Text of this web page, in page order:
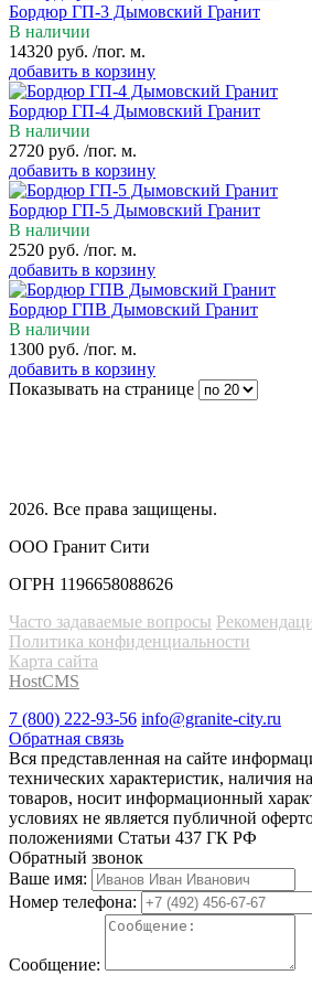
Бордюр ГП-3 Дымовский Гранит
В наличии
14320 руб. /пог. м.
добавить в корзину
Бордюр ГП-4 Дымовский Гранит
В наличии
2720 руб. /пог. м.
добавить в корзину
Бордюр ГП-5 Дымовский Гранит
В наличии
2520 руб. /пог. м.
добавить в корзину
Бордюр ГПВ Дымовский Гранит
В наличии
1300 руб. /пог. м.
добавить в корзину
Показывать на странице
2026. Все права защищены.
ООО Гранит Сити
ОГРН 1196658088626
Часто задаваемые вопросы
Политика конфиденциальности
Карта сайта
HostCMS
7 (800) 222-93-56 info@granite-city.ru
Обратная связь
Вся представленная на сайте
технических характеристик, наличия
товаров, носит информационный
условиях не является публичной
положениями Статьи 437 ГК РФ
Обратный звонок
Ваше имя:
Номер телефона:
Сообщение: